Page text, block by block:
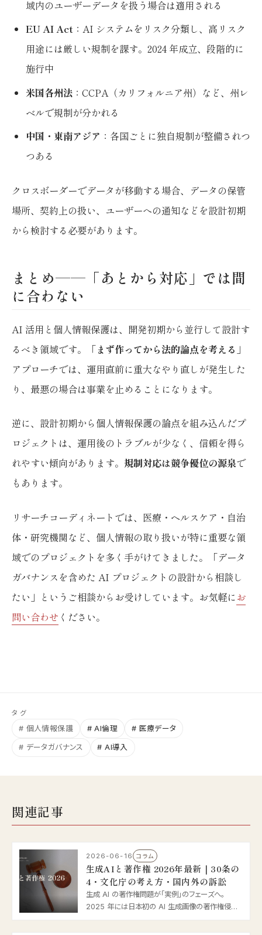
域内のユーザーデータを扱う場合は適用される
EU AI Act ：AI システムをリスク分類し、高リスク
用途には厳しい規制を課す。2024 年成立、段階的に
施行中
米国各州法 ：CCPA（カリフォルニア州）など、州レ
ベルで規制が分かれる
中国・東南アジア ：各国ごとに独自規制が整備されつ
つある
クロスボーダーでデータが移動する場合、データの保管
場所、契約上の扱い、ユーザーへの通知などを設計初期
から検討する必要があります。
まとめ——「あとから対応」では間
に合わない
AI 活用と個人情報保護は、開発初期から並行して設計す
るべき領域です。「まず作ってから法的論点を考える 」
アプローチでは、運用直前に重大なやり直しが発生した
り、最悪の場合は事業を止めることになります。
逆に、設計初期から個人情報保護の論点を組み込んだプ
ロジェクトは、運用後のトラブルが少なく、信頼を得ら
れやすい傾向があります。 規制対応は競争優位の源泉で
もあります。
リサーチコーディネートでは、医療・ヘルスケア・自治
体・研究機関など、個人情報の取り扱いが特に重要な領
域でのプロジェクトを多く手がけてきました。「データ
ガバナンスを含めた AI プロジェクトの設計から相談し
たい」というご相談からお受けしています。お気軽にお
問い合わせ ください。
タグ
# 個人情報保護 # AI倫理 # 医療データ
# データガバナンス # AI導入
関連記事
2026-06-16 コラム
生成AIと著作権 2026年最新｜30条の
4・文化庁の考え方・国内外の訴訟
生成 AI の著作権問題が「実例」のフェーズへ。
2025 年には日本初の AI 生成画像の著作権侵害